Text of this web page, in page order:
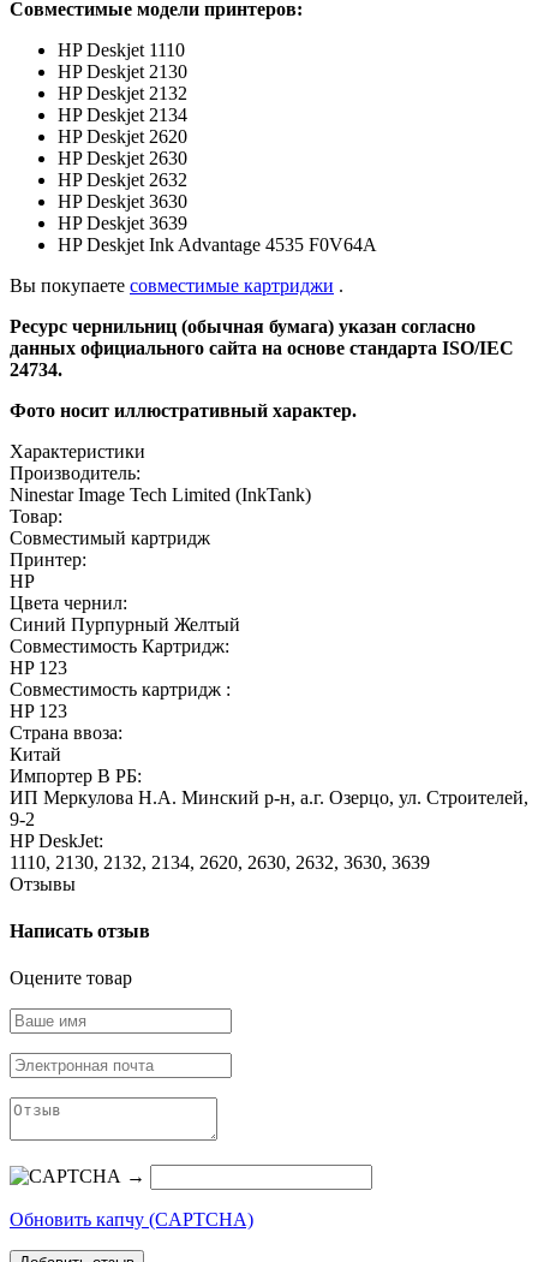
Совместимые модели принтеров:
HP Deskjet 1110
HP Deskjet 2130
HP Deskjet 2132
HP Deskjet 2134
HP Deskjet 2620
HP Deskjet 2630
HP Deskjet 2632
HP Deskjet 3630
HP Deskjet 3639
HP Deskjet Ink Advantage 4535 F0V64A
Вы покупаете совместимые картриджи .
Ресурс чернильниц (обычная бумага) указан согласно
данных официального сайта на основе стандарта ISO/IEC
24734.
Фото носит иллюстративный характер.
Характеристики
Производитель:
Ninestar Image Tech Limited (InkTank)
Товар:
Совместимый картридж
Принтер:
HP
Цвета чернил:
Синий Пурпурный Желтый
Совместимость Картридж:
HP 123
Совместимость картридж :
HP 123
Страна ввоза:
Китай
Импортер В РБ:
ИП Меркулова Н.А. Минский р-н, а.г. Озерцо, ул. Строителей,
9-2
HP DeskJet:
1110, 2130, 2132, 2134, 2620, 2630, 2632, 3630, 3639
Отзывы
Написать отзыв
Оцените товар
→
Обновить капчу (CAPTCHA)